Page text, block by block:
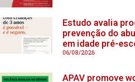
Estudo avalia
prevenção do
em idade pré-
06/08/2026
APAV promove